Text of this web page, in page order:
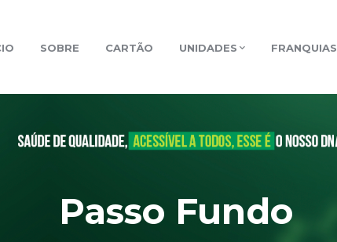
SOBRE CARTÃO UNIDADES FRANQUIAS
Passo Fundo